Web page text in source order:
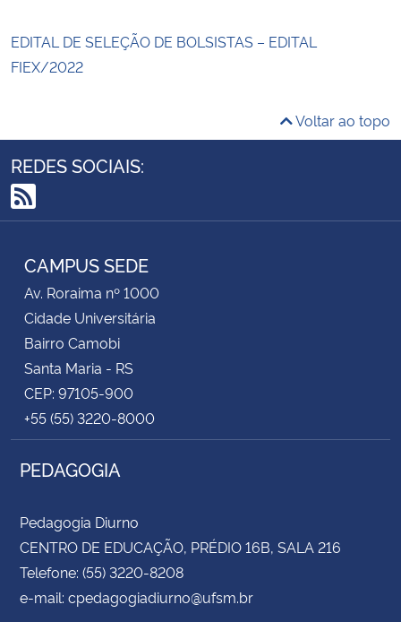
EDITAL DE SELEÇÃO DE BOLSISTAS – EDITAL
FIEX/2022
Voltar ao topo
REDES SOCIAIS:
RSS
CAMPUS SEDE
Av. Roraima nº 1000
Cidade Universitária
Bairro Camobi
Santa Maria - RS
CEP: 97105-900
+55 (55) 3220-8000
PEDAGOGIA
Pedagogia Diurno
CENTRO DE EDUCAÇÃO, PRÉDIO 16B, SALA 216
Telefone: (55) 3220-8208
e-mail: cpedagogiadiurno@ufsm.br